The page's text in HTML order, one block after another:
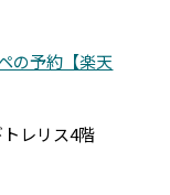
の予約【楽天
レリス4階